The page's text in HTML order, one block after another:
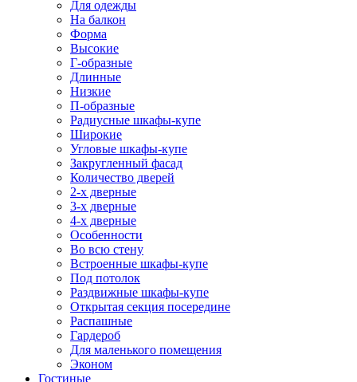
Для одежды
На балкон
Форма
Высокие
Г-образные
Длинные
Низкие
П-образные
Радиусные шкафы-купе
Широкие
Угловые шкафы-купе
Закругленный фасад
Количество дверей
2-х дверные
3-х дверные
4-х дверные
Особенности
Во всю стену
Встроенные шкафы-купе
Под потолок
Раздвижные шкафы-купе
Открытая секция посередине
Распашные
Гардероб
Для маленького помещения
Эконом
Гостиные